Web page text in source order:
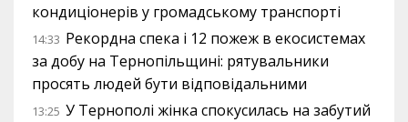
кондиціонерів у громадському транспорті
14:33 Рекордна спека і 12 пожеж в екосистемах
за добу на Тернопільщині: рятувальники
просять людей бути відповідальними
13:25 У Тернополі жінка спокусилась на забутий